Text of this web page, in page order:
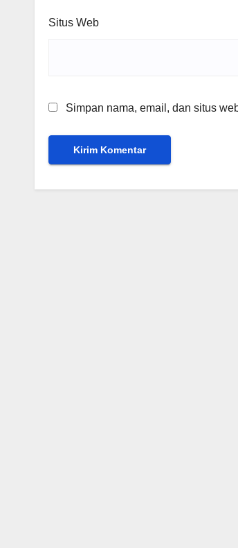
Situs Web
Simpan nama, email, dan situs